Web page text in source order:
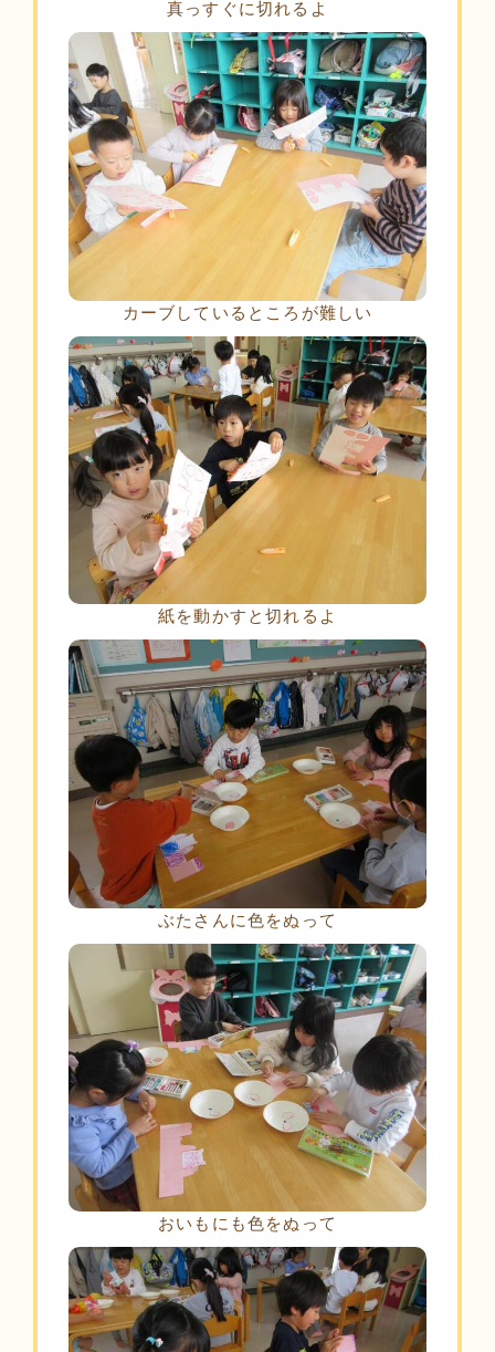
真っすぐに切れるよ
カーブしているところが難しい
紙を動かすと切れるよ
ぶたさんに色をぬって
おいもにも色をぬって